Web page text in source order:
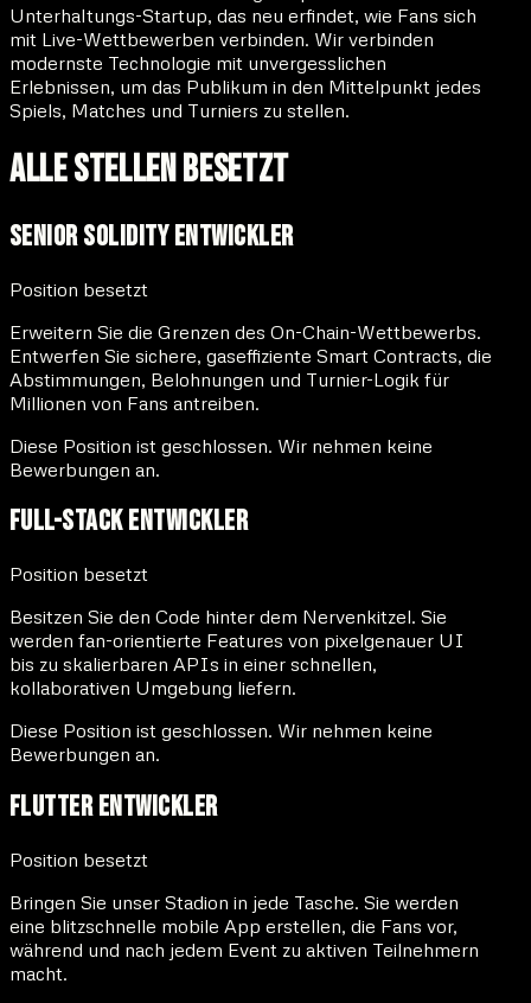
Unterhaltungs-Startup, das neu erfindet, wie Fans sich
mit Live-Wettbewerben verbinden. Wir verbinden
modernste Technologie mit unvergesslichen
Erlebnissen, um das Publikum in den Mittelpunkt jedes
Spiels, Matches und Turniers zu stellen.
ALLE STELLEN BESETZT
Senior Solidity Entwickler
Position besetzt
Erweitern Sie die Grenzen des On-Chain-Wettbewerbs.
Entwerfen Sie sichere, gaseffiziente Smart Contracts, die
Abstimmungen, Belohnungen und Turnier-Logik für
Millionen von Fans antreiben.
Diese Position ist geschlossen. Wir nehmen keine
Bewerbungen an.
Full-Stack Entwickler
Position besetzt
Besitzen Sie den Code hinter dem Nervenkitzel. Sie
werden fan-orientierte Features von pixelgenauer UI
bis zu skalierbaren APIs in einer schnellen,
kollaborativen Umgebung liefern.
Diese Position ist geschlossen. Wir nehmen keine
Bewerbungen an.
Flutter Entwickler
Position besetzt
Bringen Sie unser Stadion in jede Tasche. Sie werden
eine blitzschnelle mobile App erstellen, die Fans vor,
während und nach jedem Event zu aktiven Teilnehmern
macht.